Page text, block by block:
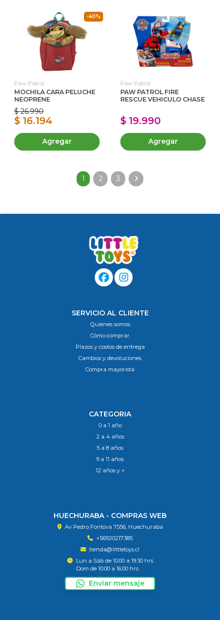
-40%
Paw Patrol
MOCHILA CARA PELUCHE
NEOPRENE
$ 26.990
$ 16.194
Agregar
Paw Patrol
PAW PATROL FIRE
RESCUE VEHICULO CHASE
$ 19.990
Agregar
1 2 3
SERVICIO AL CLIENTE
Quienes somos
Cómo comprar
Plazos y costos de entrega
Cambios y devoluciones
Compra mayorista
CATEGORIA
0 a 1 año
2 a 4 años
5 a 8 años
9 a 11 años
12 años y +
HUECHURABA - COMPRAS WEB
Av Pedro Fontova 7556, Huechuraba
+56920217385
tienda@littletoys.cl
Lun a Sáb de 10:00 a 19:30 hrs
Dom de 10:00 a 16:00 hrs
Enviar mensaje